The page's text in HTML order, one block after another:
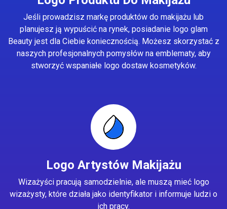
Jeśli prowadzisz markę produktów do makijażu lub
planujesz ją wypuścić na rynek, posiadanie logo glam
Beauty jest dla Ciebie koniecznością. Możesz skorzystać z
naszych profesjonalnych pomysłów na emblematy, aby
stworzyć wspaniałe logo dostaw kosmetyków.
Logo Artystów Makijażu
Wizażyści pracują samodzielnie, ale muszą mieć logo
wizażysty, które działa jako identyfikator i informuje ludzi o
ich pracy.